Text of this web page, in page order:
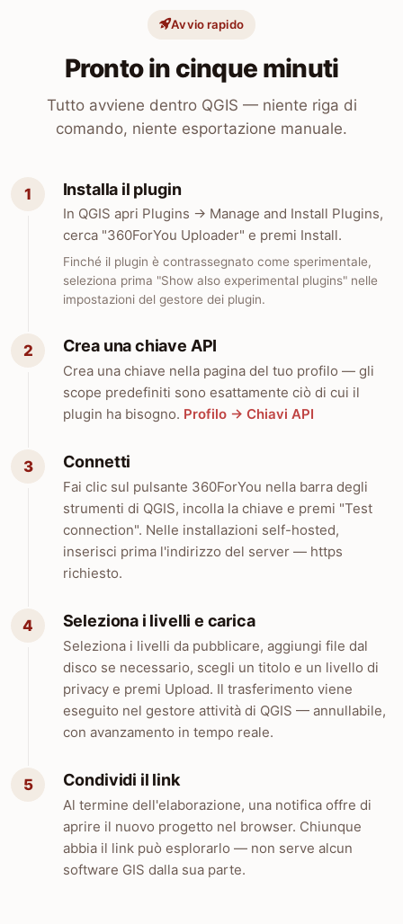
Avvio rapido
Pronto in cinque minuti
Tutto avviene dentro QGIS — niente riga di
comando, niente esportazione manuale.
Installa il plugin
In QGIS apri Plugins → Manage and Install Plugins,
cerca "360ForYou Uploader" e premi Install.
Finché il plugin è contrassegnato come sperimentale,
seleziona prima "Show also experimental plugins" nelle
impostazioni del gestore dei plugin.
Crea una chiave API
Crea una chiave nella pagina del tuo profilo — gli
scope predefiniti sono esattamente ciò di cui il
plugin ha bisogno. Profilo → Chiavi API
Connetti
Fai clic sul pulsante 360ForYou nella barra degli
strumenti di QGIS, incolla la chiave e premi "Test
connection". Nelle installazioni self-hosted,
inserisci prima l'indirizzo del server — https
richiesto.
Seleziona i livelli e carica
Seleziona i livelli da pubblicare, aggiungi file dal
disco se necessario, scegli un titolo e un livello di
privacy e premi Upload. Il trasferimento viene
eseguito nel gestore attività di QGIS — annullabile,
con avanzamento in tempo reale.
Condividi il link
Al termine dell'elaborazione, una notifica offre di
aprire il nuovo progetto nel browser. Chiunque
abbia il link può esplorarlo — non serve alcun
software GIS dalla sua parte.